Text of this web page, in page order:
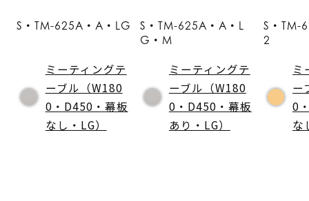
S・TM-625A・A・LG
ミーティングテ
ーブル（W180
0・D450・幕板
なし・LG）
S・TM-625A・A・L
G・M
ミーティングテ
ーブル（W180
0・D450・幕板
あり・LG）
S・TM-
2
ミ
ー
0
な